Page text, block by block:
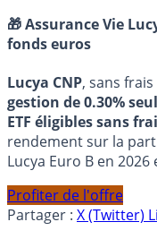
🎁 Assurance Vie
fonds euros
Lucya CNP, sans
gestion de 0.30%
ETF éligibles sans
rendement sur la
Lucya Euro B en
Profiter de l'offre
Partager : X (Twitter)